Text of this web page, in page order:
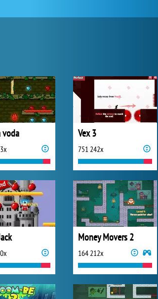
voda Vex 3
751 242x
Money Movers 2
164 212x